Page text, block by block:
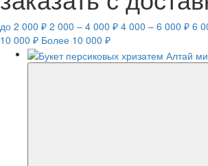
до 2 000 ₽ 2 000 – 4 000 ₽ 4 000 – 6 000 ₽ 6
10 000 ₽ Более 10 000 ₽